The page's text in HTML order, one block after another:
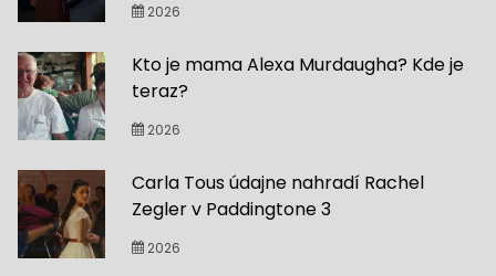
2026
Kto je mama Alexa Murdaugha? Kde je
teraz?
2026
Carla Tous údajne nahradí Rachel
Zegler v Paddingtone 3
2026